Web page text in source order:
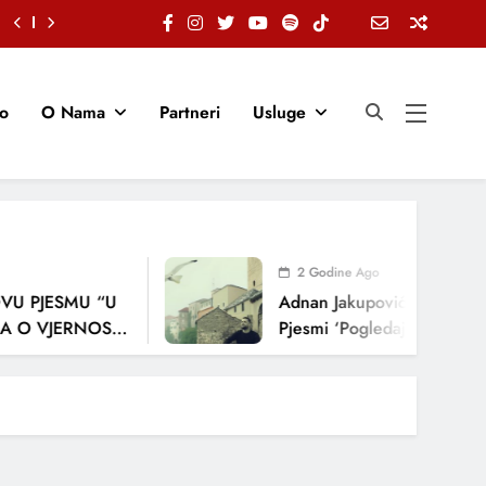
O Nama Partneri Usluge
PJESMU “U
VJERNOSTI,
2 Godine Ago
Adnan Jakupović Donosi
Pjesmi ‘Pogledaj Me’